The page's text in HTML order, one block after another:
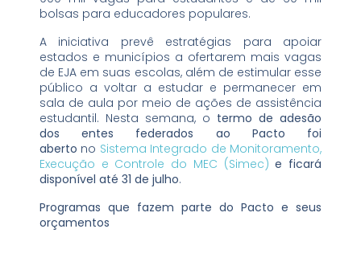
bolsas para educadores populares.
A iniciativa prevê estratégias para apoiar
estados e municípios a ofertarem mais vagas
de EJA em suas escolas, além de estimular esse
público a voltar a estudar e permanecer em
sala de aula por meio de ações de assistência
estudantil. Nesta semana, o termo de adesão
dos entes federados ao Pacto foi
aberto no Sistema Integrado de Monitoramento,
Execução e Controle do MEC (Simec) e ficará
disponível até 31 de julho.
Programas que fazem parte do Pacto e seus
orçamentos